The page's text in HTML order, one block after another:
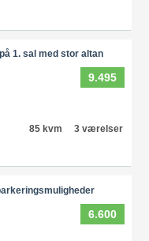
1. sal med stor altan
9.495
85 kvm
3 værelser
6.600